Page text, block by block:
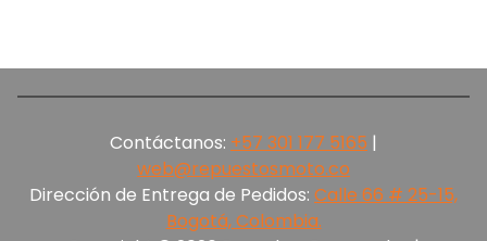
Contáctanos: +57 301 177 5165‬ |
web@repuestosmoto.co
Dirección de Entrega de Pedidos: Calle 66 # 25-15,
Bogotá, Colombia.